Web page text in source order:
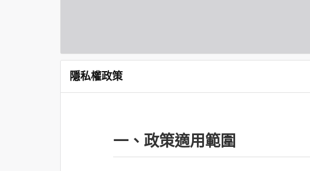
隱私權政策
一、政策適用範圍